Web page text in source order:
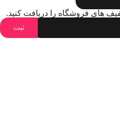
با تولید
های فروشگاه را دریافت کنید.